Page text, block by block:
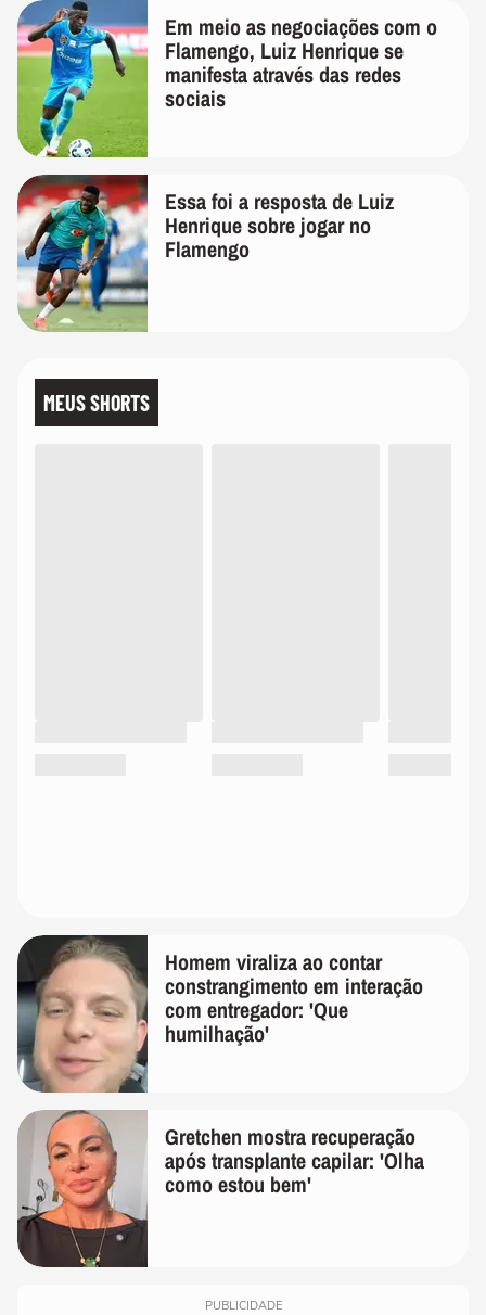
Em meio as negociações com o
Flamengo, Luiz Henrique se
manifesta através das redes
sociais
Essa foi a resposta de Luiz
Henrique sobre jogar no
Flamengo
MEUS SHORTS
Homem viraliza ao contar
constrangimento em interação
com entregador: 'Que
humilhação'
Gretchen mostra recuperação
após transplante capilar: 'Olha
como estou bem'
PUBLICIDADE